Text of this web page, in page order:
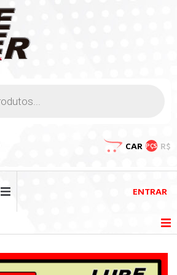
CAR PÇS R$
ENTRAR